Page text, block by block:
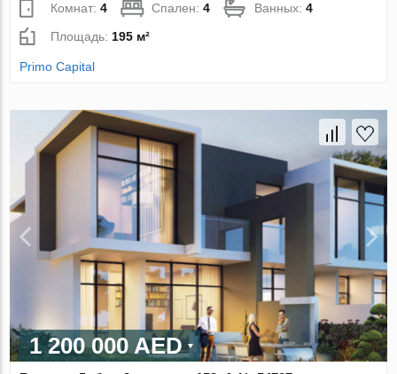
Комнат:4 Спален:4 Ванных:4
Площадь:195 м²
Primo Capital
1 200 000 AED